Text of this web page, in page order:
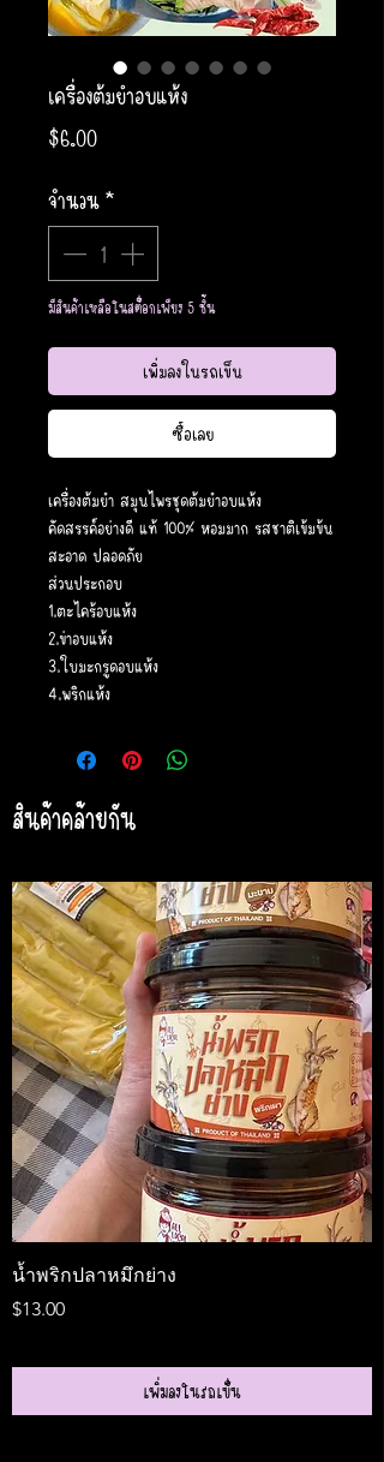
เครื่องต้มยำอบแห้ง
$6.00ราคา
จำนวน*
มีสินค้าเหลือในสต็อกเพียง 5 ชิ้น
เพิ่มลงในรถเข็น
ซื้อเลย
เครื่องต้มยำ สมุนไพรชุดต้มยำอบแห้ง
คัดสรรค์อย่างดี แท้ 100% หอมมาก รสชาติเข้มข้น
สะอาด ปลอดภัย
ส่วนประกอบ
1.ตะไคร้อบแห้ง
2.ข่าอบแห้ง
3.ใบมะกรูดอบแห้ง
4.พริกแห้ง
สินค้าคล้ายกัน
น้ำพริกปลาหมึกย่าง
ราคา
$13.00
เพิ่มลงในรถเข็น